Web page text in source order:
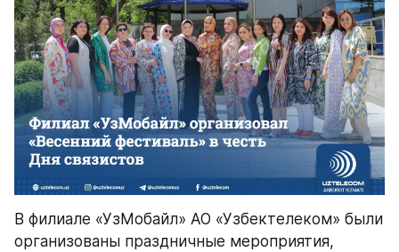
В филиале «УзМобайл» АО «Узбектелеком» были
организованы праздничные мероприятия,